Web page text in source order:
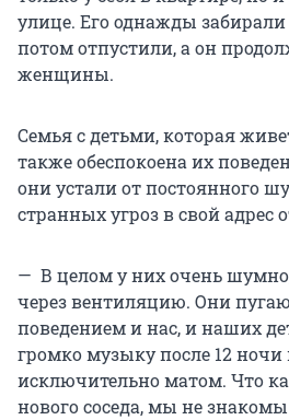
улице. Его однажды
потом отпустили, а он
женщины.
Семья с детьми, которая
также обеспокоена их
они устали от постоянного
странных угроз в свой адрес
— В целом у них очень
через вентиляцию. Они
поведением и нас, и наших
громко музыку после 12
исключительно матом. Что
нового соседа, мы не